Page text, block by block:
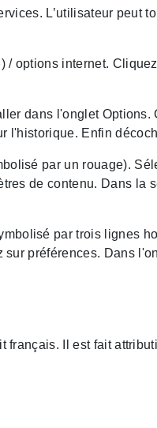
L’utilisateur peut
/ options internet.
dans l'onglet
l'historique. Enfin
par un rouage).
de contenu. Dans la
par trois lignes
préférences. Dans
français. Il est fait